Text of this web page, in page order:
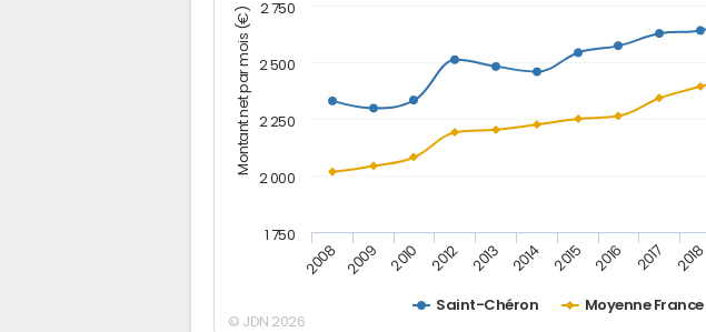
Montant net par mois (€)
Saint-Chéron Moyenne France
2008 2009 2010 2012 2013 2014 2015 2016 2017 2018
1 750
2 000
2 250
2 500
2 750
© JDN 2026